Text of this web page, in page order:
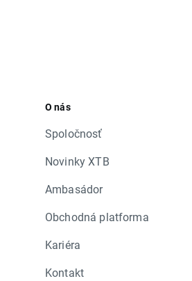
O nás
Spoločnosť
Novinky XTB
Ambasádor
Obchodná platforma
Kariéra
Kontakt